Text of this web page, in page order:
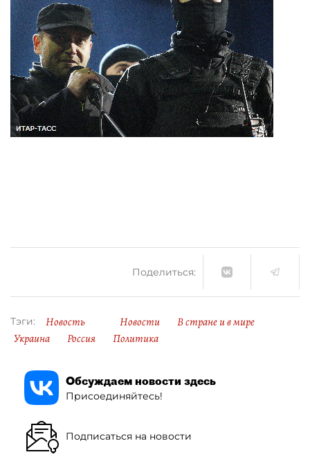
Поделиться:
Тэги: Новость Новости
В стране и в мире
Украина
Россия Политика
Обсуждаем новости здесь
Присоединяйтесь!
Подписаться на новости